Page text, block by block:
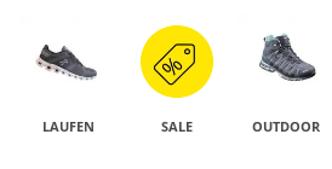
LAUFEN SALE OUTDOOR